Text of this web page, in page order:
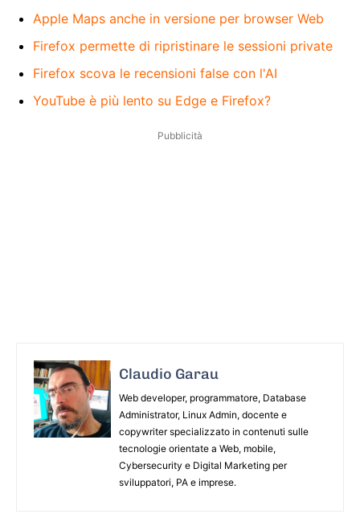
Apple Maps anche in versione per browser Web
Firefox permette di ripristinare le sessioni private
Firefox scova le recensioni false con l'AI
YouTube è più lento su Edge e Firefox?
Pubblicità
Claudio Garau
Web developer, programmatore, Database
Administrator, Linux Admin, docente e
copywriter specializzato in contenuti sulle
tecnologie orientate a Web, mobile,
Cybersecurity e Digital Marketing per
sviluppatori, PA e imprese.